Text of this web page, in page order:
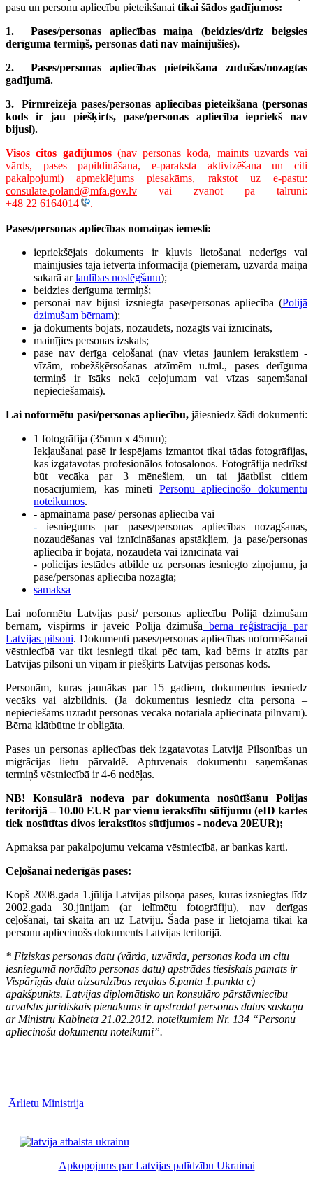
pasu un personu apliecību pieteikšanai tikai šādos gadījumos:
1. Pases/personas apliecības maiņa (beidzies/drīz beigsies
derīguma termiņš, personas dati nav mainījušies).
2. Pases/personas apliecības pieteikšana zudušas/nozagtas
gadījumā.
3. Pirmreizēja pases/personas apliecībaspieteikšana (personas
kods ir jau piešķirts, pase/personas apliecība iepriekš nav
bijusi).
Visos citos gadījumos(nav personas koda, mainīts uzvārds vai
vārds, pases papildināšana, e-paraksta aktivizēšana un citi
pakalpojumi) apmeklējums piesakāms, rakstot uz e-pastu:
consulate.poland@mfa.gov.lv vai zvanot pa tālruni:
+48 22 6164014
.
Pases/personas apliecības nomaiņas iemesli:
iepriekšējais dokuments ir kļuvis lietošanai nederīgs vai
mainījusies tajā ietvertā informācija (piemēram, uzvārda maiņa
sakarā arlaulības noslēgšanu);
beidzies derīguma termiņš;
personai nav bijusi izsniegta pase/personas apliecība (Polijā
dzimušam bērnam);
ja dokuments bojāts, nozaudēts, nozagts vai iznīcināts,
mainījies personas izskats;
pase nav derīga ceļošanai (nav vietas jauniem ierakstiem -
vīzām, robežšķērsošanas atzīmēm u.tml., pases derīguma
termiņš ir īsāks nekā ceļojumam vai vīzas saņemšanai
nepieciešamais).
Lai noformētu pasi/personas apliecību, jāiesniedz šādi dokumenti:
1 fotogrāfija (35mm x 45mm);
Iekļaušanai pasē ir iespējams izmantot tikai tādas fotogrāfijas,
kas izgatavotas profesionālos fotosalonos. Fotogrāfija nedrīkst
būt vecāka par 3 mēnešiem, un tai jāatbilst citiem
nosacījumiem, kas minēti Personu apliecinošo dokumentu
noteikumos.
- apmaināmā pase/ personas apliecība vai
-iesniegumspar pases/personas apliecības nozagšanas,
nozaudēšanas vai iznīcināšanas apstākļiem, ja pase/personas
apliecība ir bojāta, nozaudēta vai iznīcināta vai
- policijas iestādes atbilde uz personas iesniegto ziņojumu, ja
pase/personas apliecība nozagta;
samaksa
Lai noformētu Latvijas pasi/ personas apliecību Polijā dzimušam
bērnam, vispirms ir jāveic Polijā dzimuša bērna reģistrācija par
Latvijas pilsoni. Dokumenti pases/personas apliecības noformēšanai
vēstniecībā var tikt iesniegti tikai pēc tam, kad bērns ir atzīts par
Latvijas pilsoni un viņam ir piešķirts Latvijas personas kods.
Personām, kuras jaunākas par 15 gadiem, dokumentus iesniedz
vecāks vai aizbildnis. (Ja dokumentus iesniedz cita persona –
nepieciešams uzrādīt personas vecāka notariāla apliecināta pilnvaru).
Bērna klātbūtne ir obligāta.
Pases un personas apliecības tiek izgatavotas Latvijā Pilsonības un
migrācijas lietu pārvaldē. Aptuvenais dokumentu saņemšanas
termiņš vēstniecībā ir 4-6 nedēļas.
NB! Konsulārā nodeva par dokumenta nosūtīšanu Polijas
teritorijā – 10.00 EUR par vienu ierakstītu sūtījumu (eID kartes
tiek nosūtītas divos ierakstītos sūtījumos - nodeva 20EUR);
Apmaksa par pakalpojumu veicama vēstniecībā, ar bankas karti.
Ceļošanai nederīgās pases:
Kopš 2008.gada 1.jūlija Latvijas pilsoņa pases, kuras izsniegtas līdz
2002.gada 30.jūnijam (ar ielīmētu fotogrāfiju), nav derīgas
ceļošanai, tai skaitā arī uz Latviju. Šāda pase ir lietojama tikai kā
personu apliecinošs dokuments Latvijas teritorijā.
* Fiziskas personas datu (vārda, uzvārda, personas koda un citu
iesniegumā norādīto personas datu) apstrādes tiesiskais pamats ir
Vispārīgās datu aizsardzības regulas 6.panta 1.punkta c)
apakšpunkts. Latvijas diplomātisko un konsulāro pārstāvniecību
ārvalstīs juridiskais pienākums ir apstrādāt personas datus saskaņā
ar Ministru Kabineta 21.02.2012. noteikumiem Nr. 134 “Personu
apliecinošu dokumentu noteikumi”.
Ārlietu Ministrija
Apkopojums par Latvijas palīdzību Ukrainai